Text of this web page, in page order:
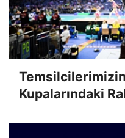
Kupalarındaki